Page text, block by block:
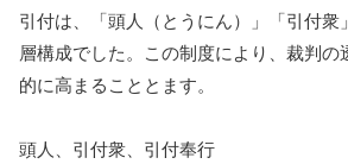
引付は、「頭人（とうにん）」「引付衆
層構成でした。この制度により、裁判の
的に高まることとます。
頭人、引付衆、引付奉行